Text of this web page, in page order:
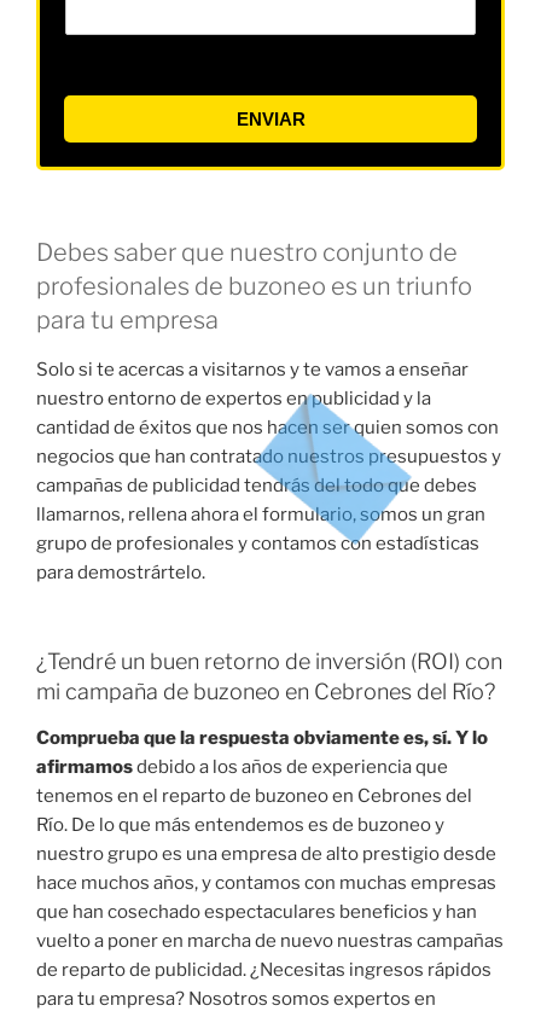
ENVIAR
Debes saber que nuestro conjunto de
profesionales de buzoneo es un triunfo
para tu empresa
Solo si te acercas a visitarnos y te vamos a enseñar
nuestro entorno de expertos en publicidad y la
cantidad de éxitos que nos hacen ser quien somos con
negocios que han contratado nuestros presupuestos y
campañas de publicidad tendrás del todo que debes
llamarnos, rellena ahora el formulario, somos un gran
grupo de profesionales y contamos con estadísticas
para demostrártelo.
¿Tendré un buen retorno de inversión (ROI) con
mi campaña de buzoneo en Cebrones del Río?
Comprueba que la respuesta obviamente es, sí. Y lo
afirmamosdebido a los años de experiencia que
tenemos en el reparto de buzoneo en Cebrones del
Río. De lo que más entendemos es de buzoneo y
nuestro grupo es una empresa de alto prestigio desde
hace muchos años, y contamos con muchas empresas
que han cosechado espectaculares beneficios y han
vuelto a poner en marcha de nuevo nuestras campañas
de reparto de publicidad. ¿Necesitas ingresos rápidos
para tu empresa? Nosotros somos expertos en